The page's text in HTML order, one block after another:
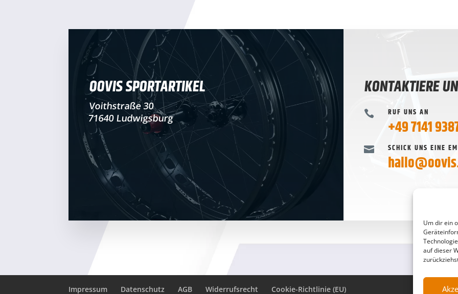
Um dir ein
auf dieser
OOVIS SPORTARTIKEL
Voithstraße 30
71640 Ludwigsburg
KONTAKTIERE
 RUF UNS AN
+49 7141
 SCHICK UNS EINE
Impressum Datenschutz AGB Widerrufsrecht Cookie-Richtlinie (EU)